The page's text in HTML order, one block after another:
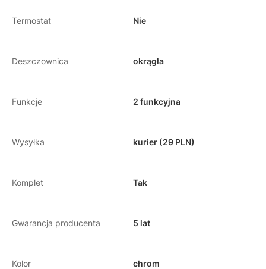
Termostat Nie
Deszczownica okrągła
Funkcje 2 funkcyjna
Wysyłka kurier (29 PLN)
Komplet Tak
Gwarancja producenta 5 lat
Kolor chrom